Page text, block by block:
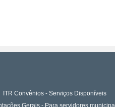
ITR Convênios - Serviços Disponíveis
Gerais - Para servidores